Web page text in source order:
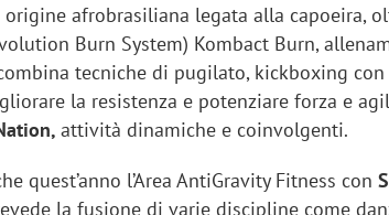
origine afrobrasiliana legata alla capoeira,
Burn System) Kombact Burn,
tecniche di pugilato, kickboxing
la resistenza e potenziare forza e
attività dinamiche e coinvolgenti.
quest’anno l’Area AntiGravity Fitness con
la fusione di varie discipline come